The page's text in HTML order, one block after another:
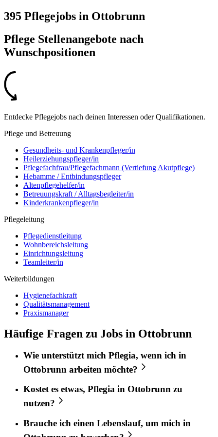
395 Pflegejobs in Ottobrunn
Pflege Stellenangebote nach
Wunschpositionen
Entdecke Pflegejobs nach deinen Interessen oder Qualifikationen.
Pflege und Betreuung
Gesundheits- und Krankenpfleger/in
Heilerziehungspfleger/in
Pflegefachfrau/Pflegefachmann (Vertiefung Akutpflege)
Hebamme / Entbindungspfleger
Altenpflegehelfer/in
Betreuungskraft / Alltagsbegleiter/in
Kinderkrankenpfleger/in
Pflegeleitung
Pflegedienstleitung
Wohnbereichsleitung
Einrichtungsleitung
Teamleiter/in
Weiterbildungen
Hygienefachkraft
Qualitätsmanagement
Praxismanager
Häufige Fragen zu Jobs in Ottobrunn
Wie unterstützt mich Pflegia, wenn ich in
Ottobrunn arbeiten möchte?
Kostet es etwas, Pflegia in Ottobrunn zu
nutzen?
Brauche ich einen Lebenslauf, um mich in